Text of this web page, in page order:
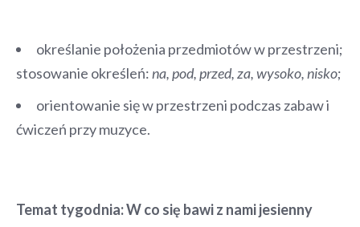
określanie położenia przedmiotów w przestrzeni;
stosowanie określeń:na, pod, przed, za, wysoko, nisko;
orientowanie się w przestrzeni podczas zabaw i
ćwiczeń przy muzyce.
Temat tygodnia: W co się bawi z nami jesienny